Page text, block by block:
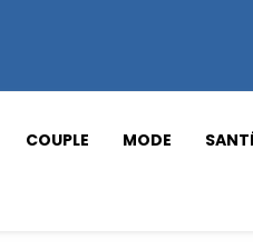
COUPLE MODE